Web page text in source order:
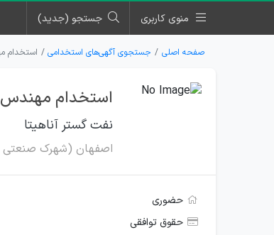
منوی کاربری جستجو (جدید)
صفحه اصلی جستجوی آگهی‌های استخدامی استخدام
استخدام مهندس
نفت گستر آناهیتا
اصفهان (شهرک
حضوری
حقوق توافقی